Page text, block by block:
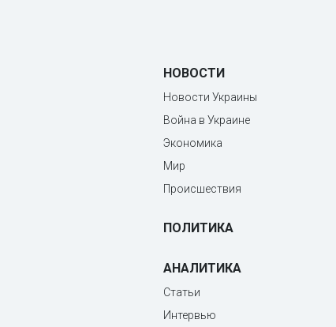
НОВОСТИ
Новости Украины
Война в Украине
Экономика
Мир
Происшествия
ПОЛИТИКА
АНАЛИТИКА
Статьи
Интервью